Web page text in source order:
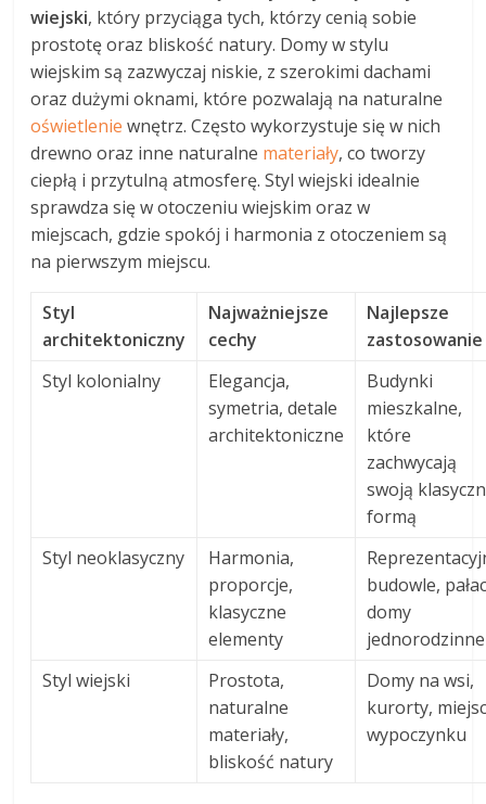
wiejski, który przyciąga tych, którzy cenią sobie
prostotę oraz bliskość natury. Domy w stylu
wiejskim są zazwyczaj niskie, z szerokimi dachami
oraz dużymi oknami, które pozwalają na naturalne
oświetlenie wnętrz. Często wykorzystuje się w nich
drewno oraz inne naturalne materiały, co tworzy
ciepłą i przytulną atmosferę. Styl wiejski idealnie
sprawdza się w otoczeniu wiejskim oraz w
miejscach, gdzie spokój i harmonia z otoczeniem są
na pierwszym miejscu.
Styl
architektoniczny
Najważniejsze
cechy
Najlepsze
zastosowanie
Styl kolonialny
Elegancja,
symetria, detale
architektoniczne
Budynki
mieszkalne,
które
zachwycają
swoją
formą
Styl neoklasyczny
Harmonia,
proporcje,
klasyczne
elementy
budowle,
domy
jednorodzinne
Styl wiejski
Prostota,
naturalne
materiały,
bliskość natury
Domy na wsi,
kurorty,
wypoczynku